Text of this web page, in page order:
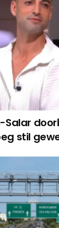
Salar
stil